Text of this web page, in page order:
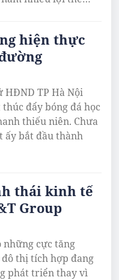
hiện thực
TP Hà Nội
đẩy bóng đá học
thiếu niên. Chưa
ấy bắt đầu thành
thái kinh tế
Group
những cực tăng
thị tích hợp đang
phát triển thay vì